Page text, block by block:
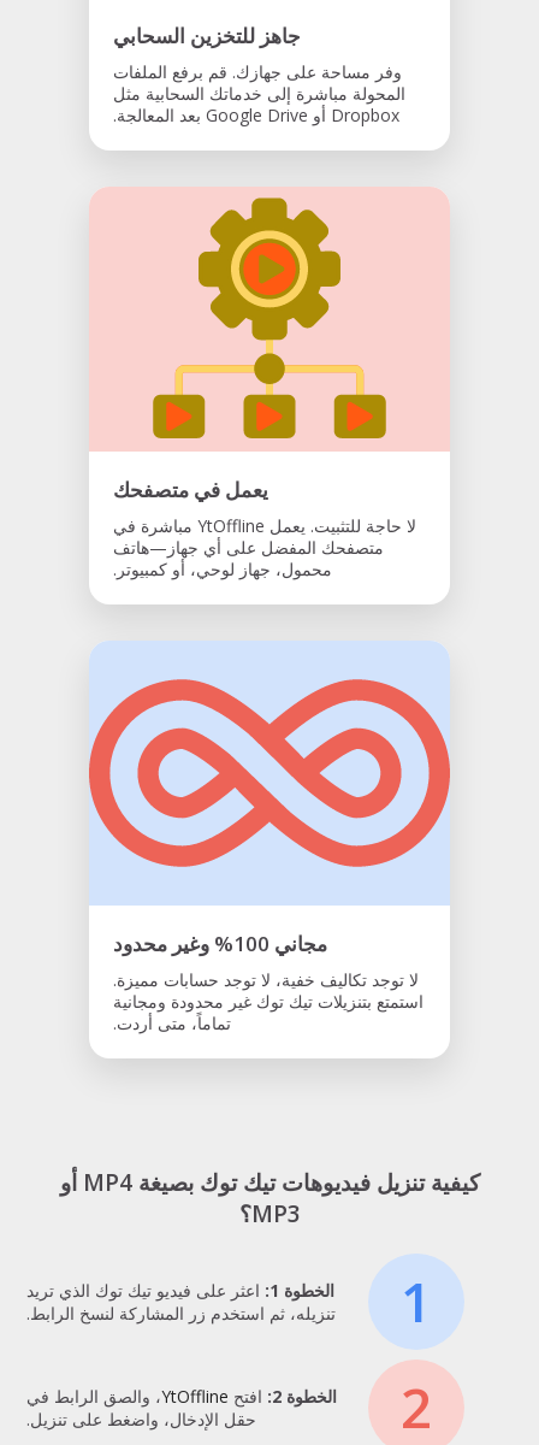
جاهز للتخزين السحابي
وفر مساحة على جهازك. قم برفع الملفات
المحولة مباشرة إلى خدماتك السحابية مثل
Dropbox أو Google Drive بعد المعالجة.
يعمل في متصفحك
لا حاجة للتثبيت. يعمل YtOffline مباشرة في
متصفحك المفضل على أي جهاز—هاتف
محمول، جهاز لوحي، أو كمبيوتر.
مجاني 100% وغير محدود
لا توجد تكاليف خفية، لا توجد حسابات مميزة.
استمتع بتنزيلات تيك توك غير محدودة ومجانية
تماماً، متى أردت.
كيفية تنزيل فيديوهات تيك توك بصيغة MP4 أو
MP3؟
1 الخطوة 1:
اعثر على فيديو تيك توك الذي تريد
تنزيله، ثم استخدم زر المشاركة لنسخ الرابط.
2 الخطوة 2: افتح YtOffline، والصق الرابط في
حقل الإدخال، واضغط على تنزيل.